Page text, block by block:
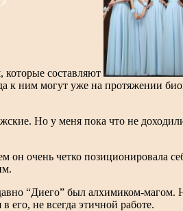
составляют
ним могут уже на протяжении
Но у меня пока что не
очень четко позиционировала
“Диего” был алхимиком-
его, не всегда этичной работе.